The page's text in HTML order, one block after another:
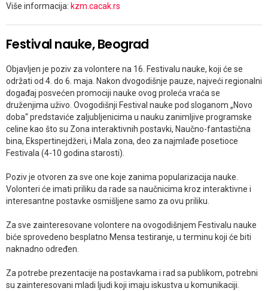
Više informacija: kzm.cacak.rs
Festival nauke, Beograd
Objavljen je poziv za volontere na 16. Festivalu nauke, koji će se
održati od 4. do 6. maja. Nakon dvogodišnje pauze, najveći regionalni
događaj posvećen promociji nauke ovog proleća vraća se
druženjima uživo. Ovogodišnji Festival nauke pod sloganom „Novo
doba“ predstaviće zaljubljenicima u nauku zanimljive programske
celine kao što su Zona interaktivnih postavki, Naučno-fantastična
bina, Ekspertinejdžeri, i Mala zona, deo za najmlađe posetioce
Festivala (4-10 godina starosti).
Poziv je otvoren za sve one koje zanima popularizacija nauke.
Volonteri će imati priliku da rade sa naučnicima kroz interaktivne i
interesantne postavke osmišljene samo za ovu priliku.
Za sve zainteresovane volontere na ovogodišnjem Festivalu nauke
biće sprovedeno besplatno Mensa testiranje, u terminu koji će biti
naknadno određen.
Za potrebe prezentacije na postavkama i rad sa publikom, potrebni
su zainteresovani mladi ljudi koji imaju iskustva u komunikaciji.